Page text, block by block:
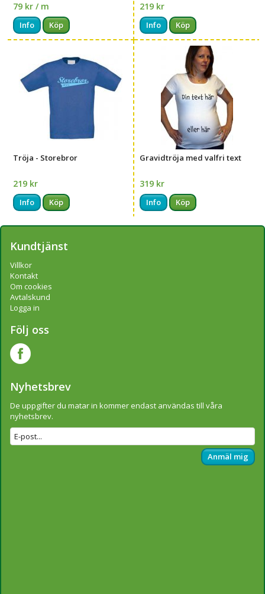
79 kr / m
Info Köp
219 kr
Info Köp
Tröja - Storebror
219 kr
Info Köp
Gravidtröja med valfri text
319 kr
Info Köp
Kundtjänst
Villkor
Kontakt
Om cookies
Avtalskund
Logga in
Följ oss
Nyhetsbrev
De uppgifter du matar in kommer endast användas till våra
nyhetsbrev.
Anmäl mig